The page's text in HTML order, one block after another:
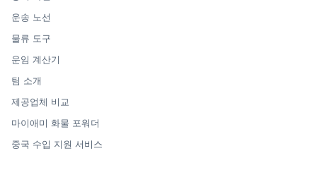
운송 노선
물류 도구
운임 계산기
팀 소개
제공업체 비교
마이애미 화물 포워더
중국 수입 지원 서비스